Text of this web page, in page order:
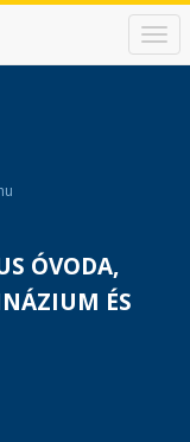
N
a
ÓVODA,
ÉS